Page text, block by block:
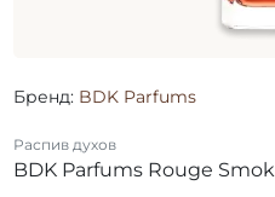
Бренд: BDK Parfums
Распив духов
BDK Parfums Rouge